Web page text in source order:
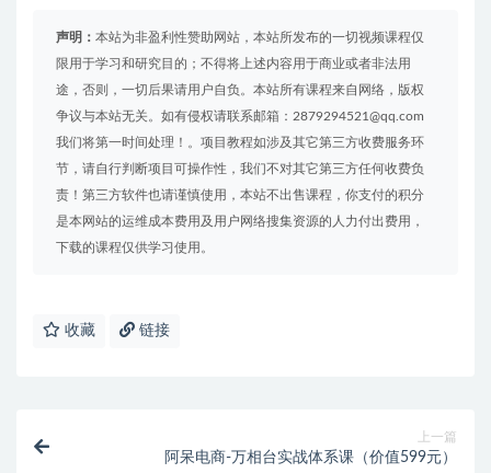
声明： 本站为非盈利性赞助网站，本站所发布的一切视频课程仅
限用于学习和研究目的；不得将上述内容用于商业或者非法用
途，否则，一切后果请用户自负。本站所有课程来自网络，版权
争议与本站无关。如有侵权请联系邮箱：2879294521@qq.com
我们将第一时间处理！。项目教程如涉及其它第三方收费服务环
节，请自行判断项目可操作性，我们不对其它第三方任何收费负
责！第三方软件也请谨慎使用，本站不出售课程，你支付的积分
是本网站的运维成本费用及用户网络搜集资源的人力付出费用，
下载的课程仅供学习使用。
收藏 链接
上一篇
阿呆电商-万相台实战体系课（价值599元）